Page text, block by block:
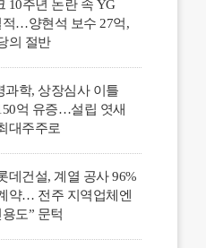
10주년 논란 속 YG
적…양현석 보수 27억,
의 절반
과학, 상장심사 이틀
억 유증…설립 엿새
대주주로
데건설, 계열 공사 96%
약… 전주 지역업체엔
용도” 문턱